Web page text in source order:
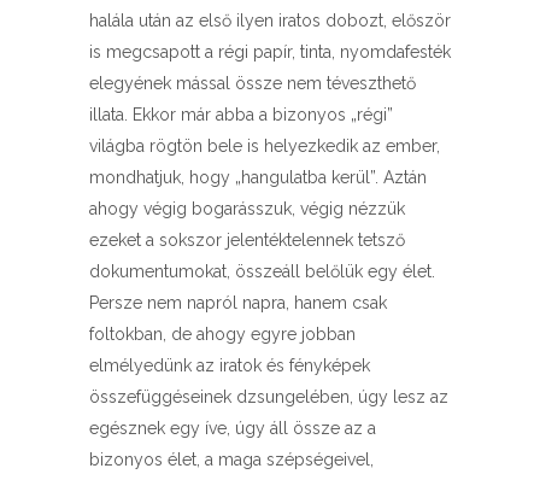
halála után az első ilyen iratos dobozt, először
is megcsapott a régi papír, tinta, nyomdafesték
elegyének mással össze nem téveszthető
illata. Ekkor már abba a bizonyos „régi”
világba rögtön bele is helyezkedik az ember,
mondhatjuk, hogy „hangulatba kerül”. Aztán
ahogy végig bogarásszuk, végig nézzük
ezeket a sokszor jelentéktelennek tetsző
dokumentumokat, összeáll belőlük egy élet.
Persze nem napról napra, hanem csak
foltokban, de ahogy egyre jobban
elmélyedünk az iratok és fényképek
összefüggéseinek dzsungelében, úgy lesz az
egésznek egy íve, úgy áll össze az a
bizonyos élet, a maga szépségeivel,